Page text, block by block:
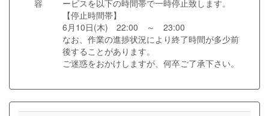
容
ービスを以下の時間帯で一時停止致します。
【停止時間帯】
6月10日(木) 22:00 ～ 23:00
なお、作業の進捗状況により終了時間が多少前
後することがあります。
ご迷惑をおかけしますが、何卒ご了承下さい。